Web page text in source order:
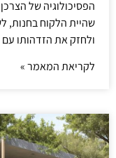
הפסיכולוגיה של
שהיית הלקוח בחנות,
ולחזק את הזדהותו
לקריאת המאמר »